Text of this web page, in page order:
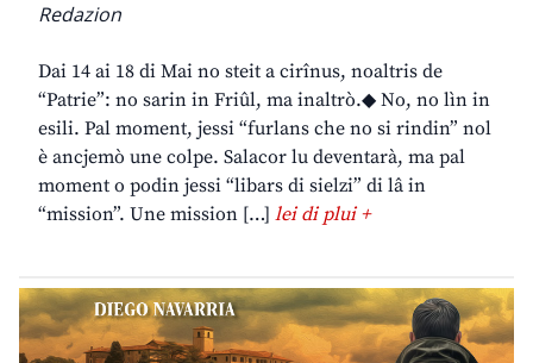
Redazion
Dai 14 ai 18 di Mai no steit a cirînus, noaltris de
“Patrie”: no sarin in Friûl, ma inaltrò.◆ No, no lìn in
esili. Pal moment, jessi “furlans che no si rindin” nol
è ancjemò une colpe. Salacor lu deventarà, ma pal
moment o podin jessi “libars di sielzi” di lâ in
“mission”. Une mission […] lei di plui +